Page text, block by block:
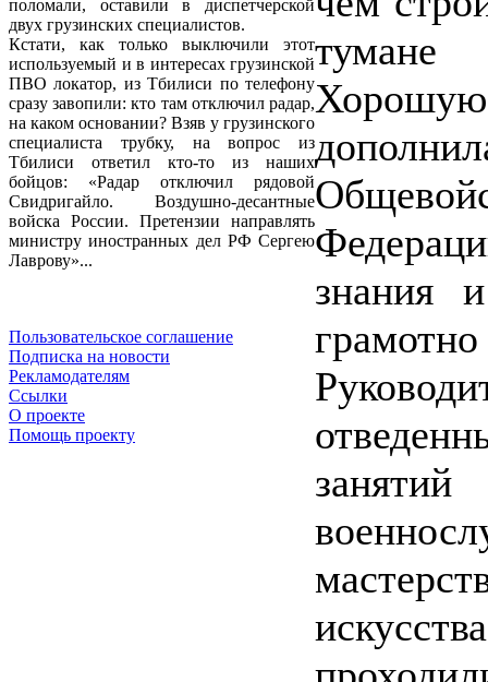
поломали, оставили в диспетчерской
двух грузинских специалистов.
Кстати, как только выключили этот
используемый и в интересах грузинской
ПВО локатор, из Тбилиси по телефону
сразу завопили: кто там отключил радар,
на каком основании? Взяв у грузинского
специалиста трубку, на вопрос из
Тбилиси ответил кто-то из наших
бойцов: «Радар отключил рядовой
Свидригайло. Воздушно-десантные
войска России. Претензии направлять
министру иностранных дел РФ Сергею
Лаврову»...
Пользовательское соглашение
Подписка на новости
Рекламодателям
Ссылки
О проекте
Помощь проекту
тумане
знания